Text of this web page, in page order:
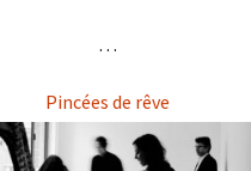
. . .
Pincées de rêve